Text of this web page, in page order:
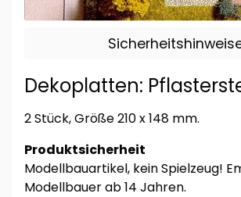
Dekoplatten:
2 Stück, Größe 210 x 148 mm.
Produktsicherheit
Modellbauartikel, kein Spielzeug!
Modellbauer ab 14 Jahren.